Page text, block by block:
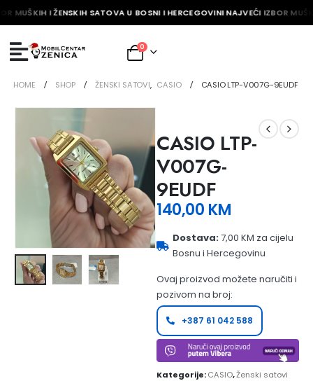
MUŠKIH I ŽENSKIH SATOVA U BOSNI I HERCEGOVINI NAJVEĆI IZBOR
0
HOME SHOP ŽENSKI SATOVI, CASIO CASIO LTP-V007G-9EUDF
CASIO LTP-
V007G-
9EUDF
140,00 KM
Dostava:7,00 KM za cijelu
Bosnu i Hercegovinu
Ovaj proizvod možete naručiti i
pozivom na broj:
+387 61 042 588
Kategorije:CASIO,Ženski satovi